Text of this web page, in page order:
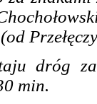
(od
dróg
min.